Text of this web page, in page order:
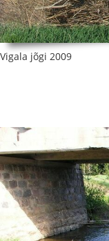
Vigala jõgi 2009